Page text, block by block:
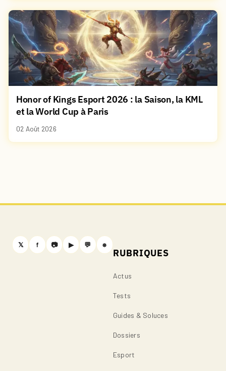
Honor of Kings Esport 2026 : la Saison, la KML
et la World Cup à Paris
02 Août 2026
𝕏 f 📷 ▶ 💬 ⎈
RUBRIQUES
Actus
Tests
Guides & Soluces
Dossiers
Esport